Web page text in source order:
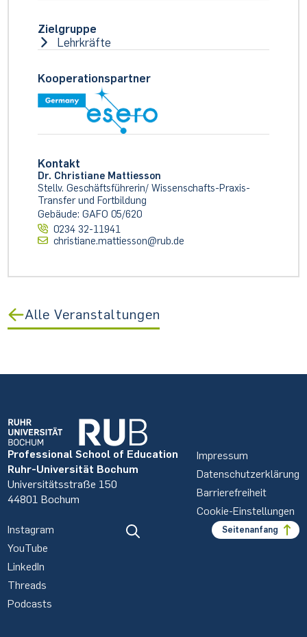
Zielgruppe
Lehrkräfte
Kooperationspartner
Kontakt
Dr. Christiane Mattiesson
Stellv. Geschäftsführerin/ Wissenschafts-Praxis-
Transfer und Fortbildung
Gebäude: GAFO 05/620
0234 32-11941
christiane.mattiesson@rub.de
Alle Veranstaltungen
Professional School of Education
Ruhr-Universität Bochum
Universitätsstraße 150
44801 Bochum
Impressum
Datenschutzerklärung
Barrierefreiheit
Cookie-Einstellungen
Instagram
YouTube
LinkedIn
Threads
Podcasts
Seitenanfang